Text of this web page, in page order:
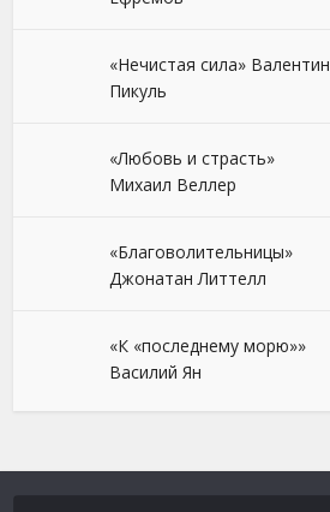
«Нечистая сила» Валентин
Пикуль
«Любовь и страсть»
Михаил Веллер
«Благоволительницы»
Джонатан Литтелл
«К «последнему морю»»
Василий Ян